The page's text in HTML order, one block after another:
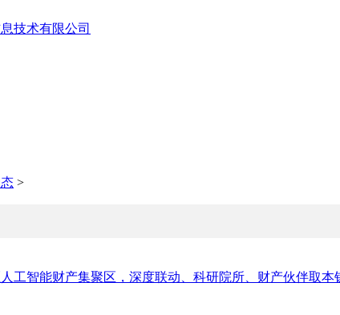
>
工智能财产集聚区，深度联动、科研院所、财产伙伴取